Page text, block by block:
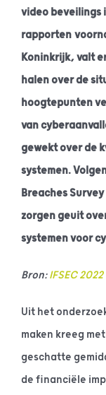
video beveilings
rapporten
Koninkrijk, valt
halen over de
hoogtepunten
van
gewekt over de
systemen.
Breaches
zorgen geuit
systemen voor
Bron:IFSEC
Uit het
maken kreeg
geschatte
de financiële